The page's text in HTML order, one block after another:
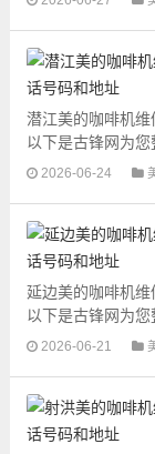
潜江美的咖啡机维
以下是古锋网为
修网点地址和号码
2026-06-24
延边美的咖啡机维
以下是古锋网为
修网点地址和号码
2026-06-21